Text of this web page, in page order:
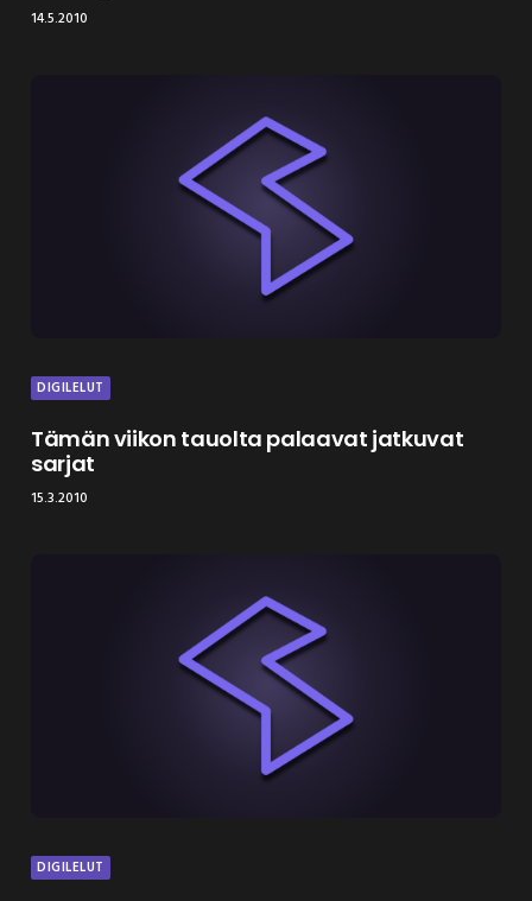
14.5.2010
DIGILELUT
Tämän viikon tauolta palaavat jatkuvat
sarjat
15.3.2010
DIGILELUT